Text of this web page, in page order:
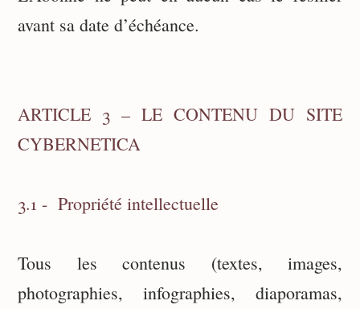
avant sa date d’échéance.
ARTICLE 3 – LE CONTENU DU SITE
CYBERNETICA
3.1 - Propriété intellectuelle
Tous les contenus (textes, images,
photographies, infographies, diaporamas,